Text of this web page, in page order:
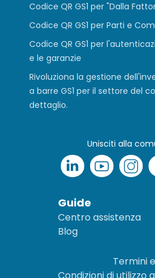
Codice QR GS1 per "Dalla
Codice QR GS1 per Parti e
Codice QR GS1 per
e le garanzie
Rivoluziona la gestione
a barre GS1 per il settore del
dettaglio.
Unisciti alla
Guide
Centro assistenza
Blog
Termini